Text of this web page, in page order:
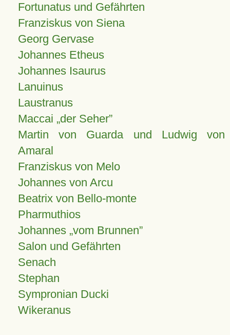
Fortunatus und Gefährten
Franziskus von Siena
Georg Gervase
Johannes Etheus
Johannes Isaurus
Lanuinus
Laustranus
Maccai „der Seher”
Martin von Guarda und Ludwig von
Amaral
Franziskus von Melo
Johannes von Arcu
Beatrix von Bello-monte
Pharmuthios
Johannes vom Brunnen
Salon und Gefährten
Senach
Stephan
Sympronian Ducki
Wikeranus